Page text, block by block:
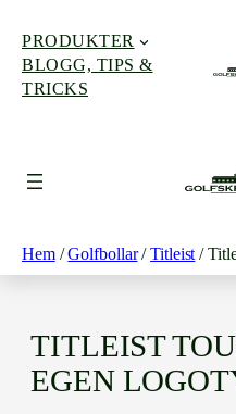
innehåll
PRODUKTER
BLOGG, TIPS &
TRICKS
Hem/Golfbollar/Titleist /
TITLEIST
EGEN